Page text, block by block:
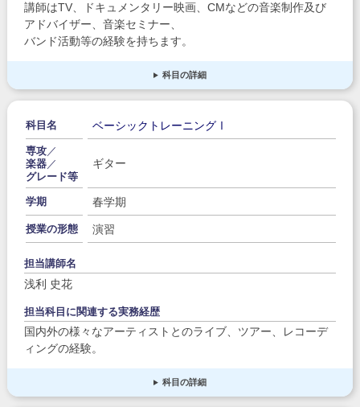
講師はTV、ドキュメンタリー映画、CMなどの音楽制作及び
アドバイザー、音楽セミナー、
バンド活動等の経験を持ちます。
科目の詳細
科目名 ベーシックトレーニングⅠ
専攻／
楽器／
グレード等
ギター
学期 春学期
授業の形態 演習
担当講師名
浅利 史花
担当科目に関連する実務経歴
国内外の様々なアーティストとのライブ、ツアー、レコーデ
ィングの経験。
科目の詳細